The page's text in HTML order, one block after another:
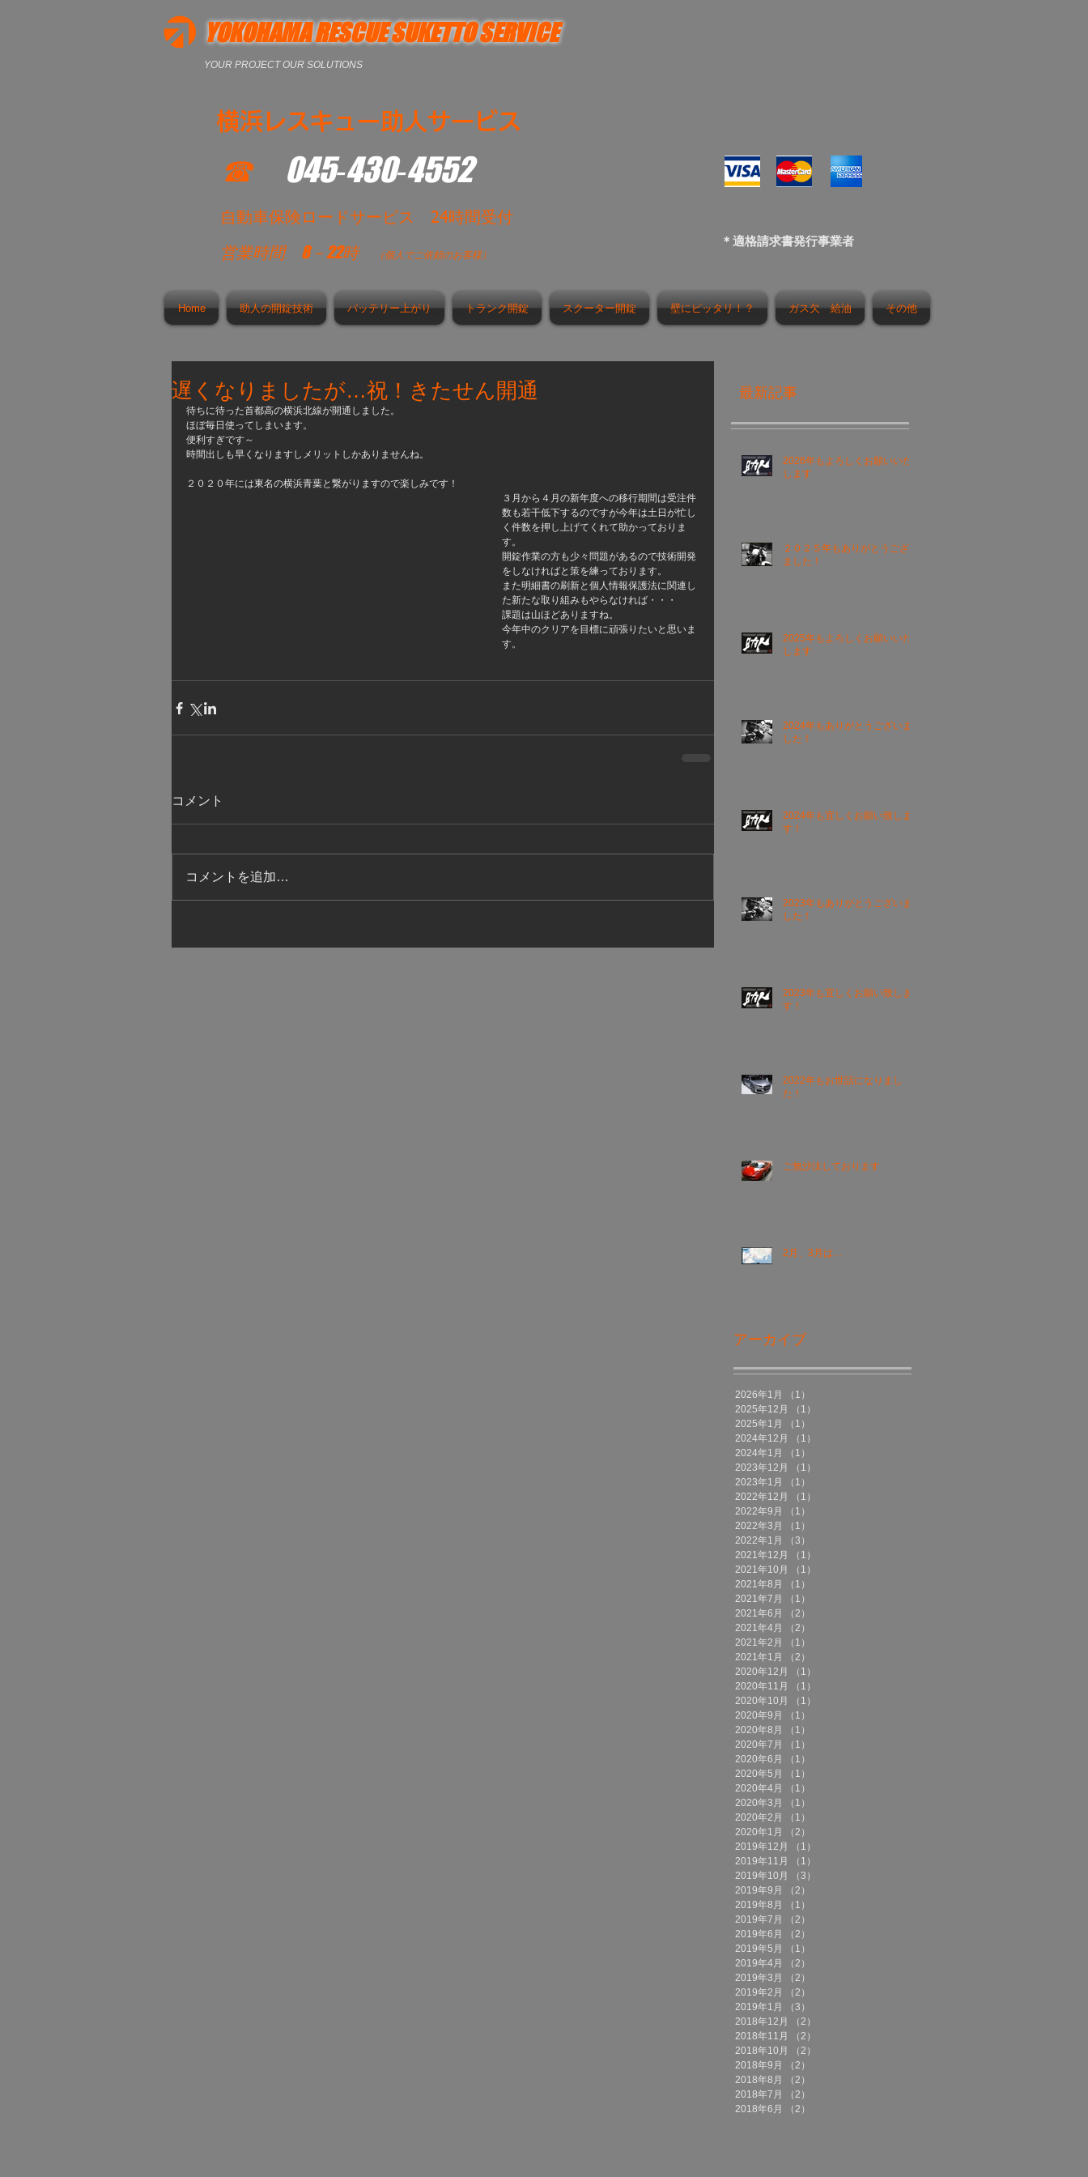
YOKOHAMA RESCUE SUKETTO SERVICE
YOUR PROJECT OUR SOLUTIONS
横浜レスキュー助人サービス
☎ 045‐430‐4552
​自動車保険ロードサービス 24時間受付
営業時間 8－22時 （個人でご依頼のお客様）
＊適格請求書発行事業者
Home 助人の開錠技術 バッテリー上がり トランク開錠 スクーター開錠 壁にピッタリ！？ ガス欠 給油 その他
遅くなりましたが…祝！きたせん開通
待ちに待った首都高の横浜北線が開通しました。
ほぼ毎日使ってしまいます。
便利すぎです～
時間出しも早くなりますしメリットしかありませんね。
２０２０年には東名の横浜青葉と繋がりますので楽しみです！
３月から４月の新年度への移行期間は受注件
数も若干低下するのですが今年は土日が忙し
く件数を押し上げてくれて助かっておりま
す。
開錠作業の方も少々問題があるので技術開発
をしなければと策を練っております。
また明細書の刷新と個人情報保護法に関連し
た新たな取り組みもやらなければ・・・
課題は山ほどありますね。
今年中のクリアを目標に頑張りたいと思いま
す。
コメント
コメントを追加…
最新記事
2026年もよろしくお願いいた
します
２０２５年もありがとうござい
ました！
2025年もよろしくお願いいた
します
2024年もありがとうございま
した！
2024年も宜しくお願い致しま
す！
2023年もありがとうございま
した！
2023年も宜しくお願い致しま
す！
2022年もお世話になりまし
た！
ご無沙汰しております
2月、3月は…
アーカイブ
2026年1月 （1）
2025年12月
（1）
2025年1月
（1）
2024年12月
（1）
2024年1月
（1）
2023年12月
（1）
2023年1月
（1）
2022年12月
（1）
2022年9月
（1）
2022年3月
（1）
2022年1月
（3）
2021年12月
（1）
2021年10月
（1）
2021年8月
（1）
2021年7月
（1）
2021年6月
（2）
2021年4月
（2）
2021年2月
（1）
2021年1月
（2）
2020年12月
（1）
2020年11月
（1）
2020年10月
（1）
2020年9月
（1）
2020年8月
（1）
2020年7月
（1）
2020年6月
（1）
2020年5月
（1）
2020年4月
（1）
2020年3月
（1）
2020年2月
（1）
2020年1月
（2）
2019年12月
（1）
2019年11月
（1）
2019年10月
（3）
2019年9月
（2）
2019年8月
（1）
2019年7月
（2）
2019年6月
（2）
2019年5月
（1）
2019年4月
（2）
2019年3月
（2）
2019年2月
（2）
2019年1月
（3）
2018年12月
（2）
2018年11月
（2）
2018年10月
（2）
2018年9月
（2）
2018年8月
（2）
2018年7月
（2）
2018年6月
（2）